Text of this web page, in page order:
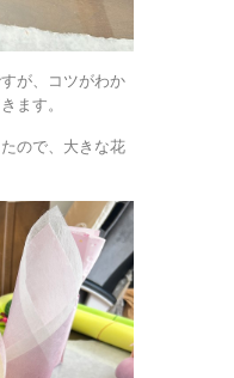
が、コツがわか
ます。
ので、大きな花